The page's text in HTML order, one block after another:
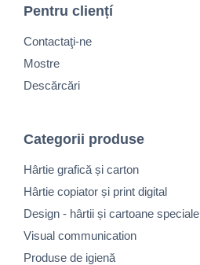
Pentru cliențí
Contactaţi-ne
Mostre
Descărcări
Categorii produse
Hârtie grafică și carton
Hârtie copiator și print digital
Design - hârtii și cartoane speciale
Visual communication
Produse de igienă